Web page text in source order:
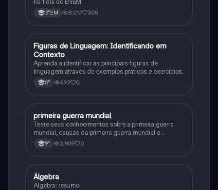
no 1 dia do ENEM
3°EM 8,017 308
FPortuguês
Figuras de Linguagem: Identificando em
Contexto
Aprenda a identificar as principais figuras de
linguagem através de exemplos práticos e exercícios.
8° 692 0
História
primeira guerra mundial
Teste seus conhecimentos sobre a primeira guerra
mundial, causas da primeira guerra mundial e
consequências da Primeira Guerra Mundial, fases da
primeira guerra mundial
9° 2,809 0
Matematica
Álgebra
Álgebra: resumo